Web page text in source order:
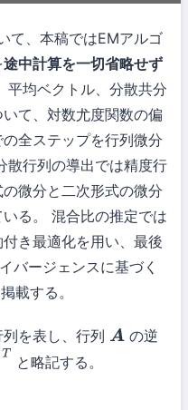
て、本稿ではEMアルゴ
途中計算を一切省略せず
平均ベクトル、分散共分
て、対数尤度関数の偏
全ステップを行列微分
散行列の導出では精度行
微分と二次形式の微分
る。 混合比の推定では
き最適化を用い、最後
バージェンスに基づく
載する。
を表し、行列 A の逆
と略記する。